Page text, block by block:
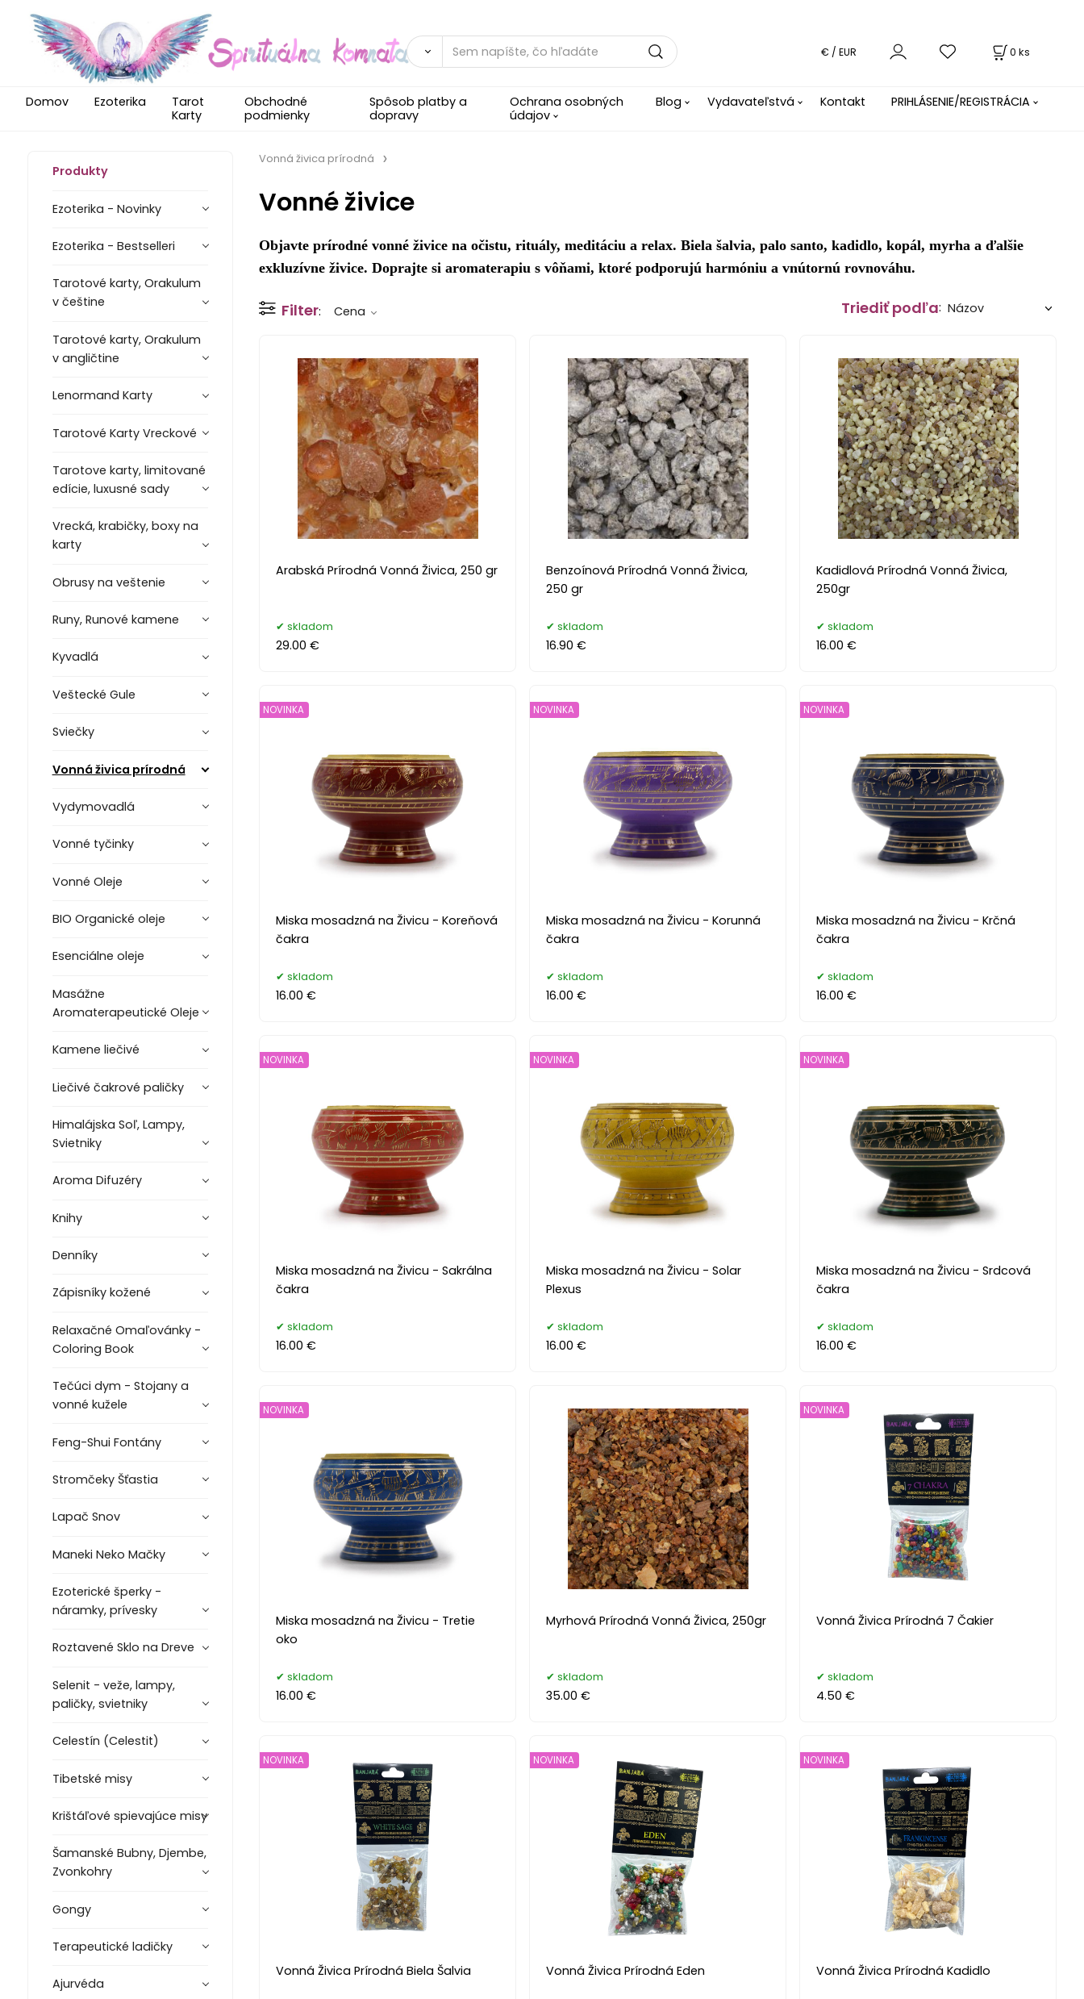
0 ks
€ / EUR
Domov Ezoterika
Tarot
Karty
Obchodné
podmienky
Spôsob platby a
dopravy
Ochrana osobných
údajov
Blog Vydavateľstvá Kontakt PRIHLÁSENIE/REGISTRÁCIA
Produkty
Ezoterika - Novinky
Ezoterika - Bestselleri
Tarotové karty, Orakulum
v češtine
Tarotové karty, Orakulum
v angličtine
Lenormand Karty
Tarotové Karty Vreckové
Tarotove karty, limitované
edície, luxusné sady
Vrecká, krabičky, boxy na
karty
Obrusy na veštenie
Runy, Runové kamene
Kyvadlá
Veštecké Gule
Sviečky
Vonná živica prírodná
Vydymovadlá
Vonné tyčinky
Vonné Oleje
BIO Organické oleje
Esenciálne oleje
Masážne
Aromaterapeutické Oleje
Kamene liečivé
Liečivé čakrové paličky
Himalájska Soľ, Lampy,
Svietniky
Aroma Difuzéry
Knihy
Denníky
Zápisníky kožené
Relaxačné Omaľovánky -
Coloring Book
Tečúci dym - Stojany a
vonné kužele
Feng-Shui Fontány
Stromčeky Šťastia
Lapač Snov
Maneki Neko Mačky
Ezoterické šperky -
náramky, prívesky
Roztavené Sklo na Dreve
Selenit - veže, lampy,
paličky, svietniky
Celestín (Celestit)
Tibetské misy
Krištáľové spievajúce misy
Šamanské Bubny, Djembe,
Zvonkohry
Gongy
Terapeutické ladičky
Ajurvéda
Vonná živica prírodná
Vonné živice
Objavte prírodné vonné živice na očistu, rituály, meditáciu a relax. Biela šalvia, palo santo, kadidlo, kopál, myrha a ďalšie
exkluzívne živice. Doprajte si aromaterapiu s vôňami, ktoré podporujú harmóniu a vnútornú rovnováhu.
Filter Cena Triediť podľa:
Arabská Prírodná Vonná Živica, 250 gr
skladom
29.00 €
Benzoínová Prírodná Vonná Živica,
250 gr
skladom
16.90 €
Kadidlová Prírodná Vonná Živica,
250gr
skladom
16.00 €
Miska mosadzná na Živicu - Koreňová
čakra
NOVINKA
skladom
16.00 €
Miska mosadzná na Živicu - Korunná
čakra
NOVINKA
skladom
16.00 €
Miska mosadzná na Živicu - Krčná
čakra
NOVINKA
skladom
16.00 €
Miska mosadzná na Živicu - Sakrálna
čakra
NOVINKA
skladom
16.00 €
Miska mosadzná na Živicu - Solar
Plexus
NOVINKA
skladom
16.00 €
Miska mosadzná na Živicu - Srdcová
čakra
NOVINKA
skladom
16.00 €
Miska mosadzná na Živicu - Tretie
oko
NOVINKA
skladom
16.00 €
Myrhová Prírodná Vonná Živica, 250gr
skladom
35.00 €
Vonná Živica Prírodná 7 Čakier
NOVINKA
skladom
4.50 €
Vonná Živica Prírodná Biela Šalvia
NOVINKA
Vonná Živica Prírodná Eden
NOVINKA
Vonná Živica Prírodná Kadidlo
NOVINKA